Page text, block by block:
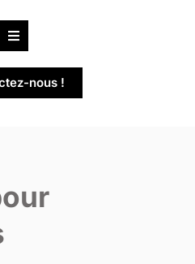
nous !